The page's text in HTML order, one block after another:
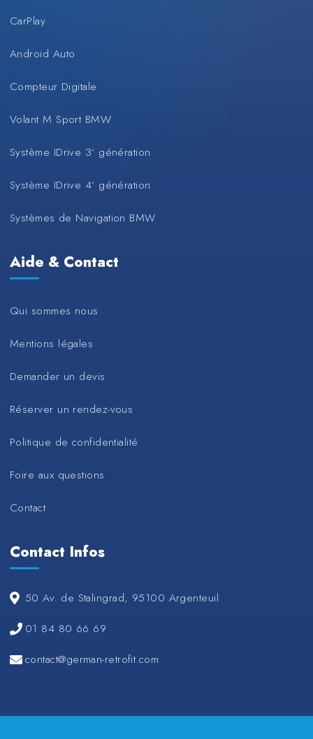
CarPlay
Android Auto
Compteur Digitale
Volant M Sport BMW
Système IDrive 3’ génération
Système IDrive 4’ génération
Systèmes de Navigation BMW
Aide & Contact
Qui sommes nous
Mentions légales
Demander un devis
Réserver un rendez-vous
Politique de confidentialité
Foire aux questions
Contact
Contact Infos
50 Av. de Stalingrad, 95100 Argenteuil
01 84 80 66 69
contact@german-retrofit.com